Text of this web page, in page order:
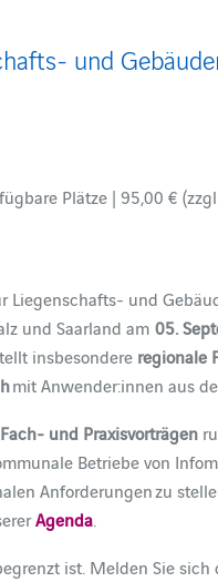
und
| 5 verfügbare Plätze |
Liegenschafts- und
und Saarland am 05.
insbesondere regionale
mit Anwender:innen aus
Fach- und Praxisvorträgen
Betriebe von
Anforderungen zu
Agenda
ist. Melden Sie sich